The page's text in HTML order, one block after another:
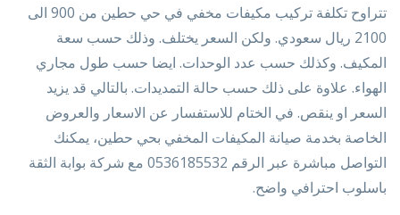
تتراوح تكلفة تركيب مكيفات مخفي في حي حطين من 900 الى
2100 ريال سعودي. ولكن السعر يختلف. وذلك حسب سعة
المكيف. وكذلك حسب عدد الوحدات. ايضا حسب طول مجاري
الهواء. علاوة على ذلك حسب حالة التمديدات. بالتالي قد يزيد
السعر او ينقص. في الختام للاستفسار عن الاسعار والعروض
الخاصة بخدمة صيانة المكيفات المخفي بحي حطين، يمكنك
التواصل مباشرة عبر الرقم 0536185532 مع شركة بوابة الثقة
باسلوب احترافي واضح.